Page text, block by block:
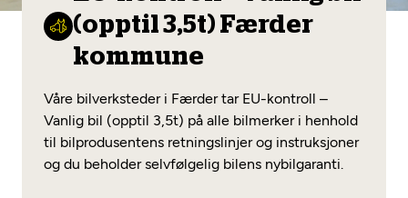
Diagnose/Feilsøking
Mekonomen Bilkonto
Fritt verkstedvalg
Lønnsomt valg
Mobilitetsgaranti
Nybilgaranti og fabrikkgaranti
Opprett en konto
(opptil 3,5t) Færder
kommune
Våre bilverksteder i Færder tar EU-kontroll –
Vanlig bil (opptil 3,5t) på alle bilmerker i henhold
til bilprodusentens retningslinjer og instruksjoner
og du beholder selvfølgelig bilens nybilgaranti.